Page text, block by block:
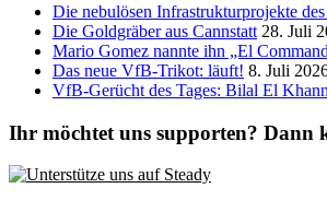
Die nebulösen Infrastrukturprojekte
Die Goldgräber aus Cannstatt 28. Juli
Mario Gomez nannte ihn „El
Das neue VfB-Trikot: läuft! 8. Juli
VfB-Gerücht des Tages: Bilal El
Ihr möchtet uns supporten? Dann